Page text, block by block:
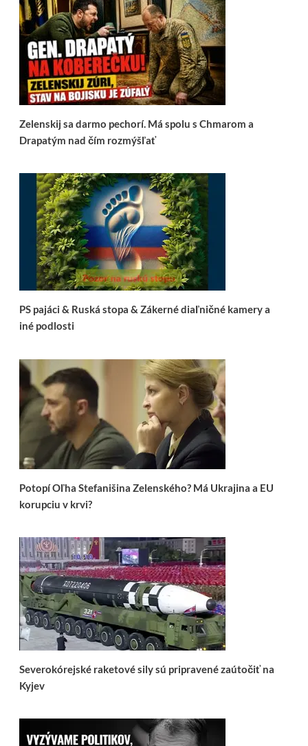
Zelenskij sa darmo pechorí. Má spolu s Chmarom a
Drapatým nad čím rozmýšľať
PS pajáci & Ruská stopa & Zákerné diaľničné kamery a
iné podlosti
Potopí Oľha Stefanišina Zelenského? Má Ukrajina a EU
korupciu v krvi?
Severokórejské raketové sily sú pripravené zaútočiť na
Kyjev